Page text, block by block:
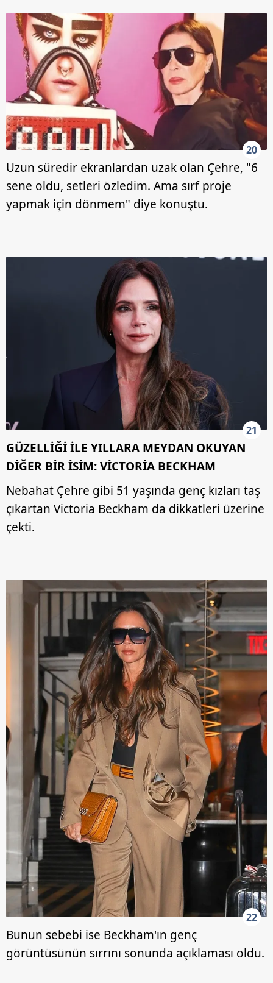
20
Uzun süredir ekranlardan uzak olan Çehre, "6
sene oldu, setleri özledim. Ama sırf proje
yapmak için dönmem" diye konuştu.
21
GÜZELLİĞİ İLE YILLARA MEYDAN OKUYAN
DİĞER BİR İSİM: VİCTORİA BECKHAM
Nebahat Çehre gibi 51 yaşında genç kızları taş
çıkartan Victoria Beckham da dikkatleri üzerine
çekti.
22
Bunun sebebi ise Beckham'ın genç
görüntüsünün sırrını sonunda açıklaması oldu.